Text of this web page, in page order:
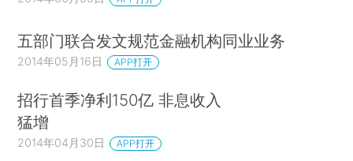
五部门联合发文规范金融机构同业业务
2014年05月16日 APP打开
招行首季净利150亿 非息收入
猛增
2014年04月30日 APP打开